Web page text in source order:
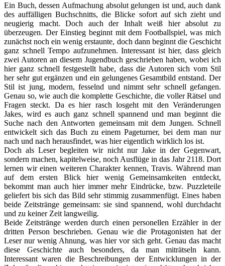
Ein Buch, dessen Aufmachung absolut gelungen ist und, auch dank
des auffälligen Buchschnitts, die Blicke sofort auf sich zieht und
neugierig macht. Doch auch der Inhalt weiß hier absolut zu
überzeugen. Der Einstieg beginnt mit dem Footballspiel, was mich
zunächst noch ein wenig erstaunte, doch dann beginnt die Geschicht
ganz schnell Tempo aufzunehmen. Interessant ist hier, dass gleich
zwei Autoren an diesem Jugendbuch geschrieben haben, wobei ich
hier ganz schnell festgestellt habe, dass die Autoren sich vom Stil
her sehr gut ergänzen und ein gelungenes Gesamtbild entstand. Der
Stil ist jung, modern, fesselnd und nimmt sehr schnell gefangen.
Genau so, wie auch die komplette Geschichte, die voller Rätsel und
Fragen steckt. Da es hier rasch losgeht mit den Veränderungen
Jakes, wird es auch ganz schnell spannend und man beginnt die
Suche nach den Antworten gemeinsam mit dem Jungen. Schnell
entwickelt sich das Buch zu einem Pageturner, bei dem man nur
nach und nach herausfindet, was hier eigentlich wirklich los ist.
Doch als Leser begleiten wir nicht nur Jake in der Gegenwart,
sondern machen, kapitelweise, noch Ausflüge in das Jahr 2118. Dort
lernen wir einen weiteren Charakter kennen, Travis. Während man
auf dem ersten Blick hier wenig Gemeinsamkeiten entdeckt,
bekommt man auch hier immer mehr Eindrücke, bzw. Puzzleteile
geliefert bis sich das Bild sehr stimmig zusammenfügt. Eines haben
beide Zeitstränge gemeinsam: sie sind spannend, wohl durchdacht
und zu keiner Zeit langweilig.
Beide Zeitstränge werden durch einen personellen Erzähler in der
dritten Person beschrieben. Genau wie die Protagonisten hat der
Leser nur wenig Ahnung, was hier vor sich geht. Genau das macht
diese Geschichte auch besonders, da man miträtseln kann.
Interessant waren die Beschreibungen der Entwicklungen in der